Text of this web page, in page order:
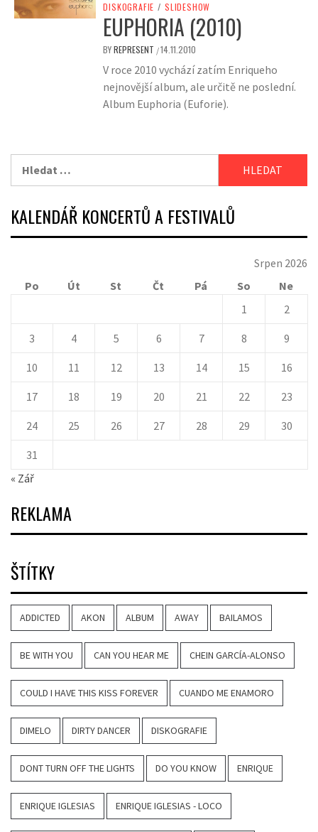
DISKOGRAFIE / SLIDESHOW
EUPHORIA (2010)
BYREPRESENT /14.11.2010
V roce 2010 vychází zatím Enriqueho
nejnovější album, ale určitě ne poslední.
Album Euphoria (Euforie).
KALENDÁŘ KONCERTŮ A FESTIVALŮ
Srpen 2026
Po
Út St Čt Pá So
Ne
1
2
3 4 5 6 7 8 9
10 11 12 13 14 15 16
17 18 19 20 21 22 23
24 25 26 27 28 29 30
31
« Zář
REKLAMA
ŠTÍTKY
ADDICTED AKON ALBUM AWAY BAILAMOS
BE WITH YOU CAN YOU HEAR ME CHEIN GARCÍA-ALONSO
COULD I HAVE THIS KISS FOREVER CUANDO ME ENAMORO
DIMELO DIRTY DANCER DISKOGRAFIE
DONT TURN OFF THE LIGHTS DO YOU KNOW ENRIQUE
ENRIQUE IGLESIAS ENRIQUE IGLESIAS - LOCO